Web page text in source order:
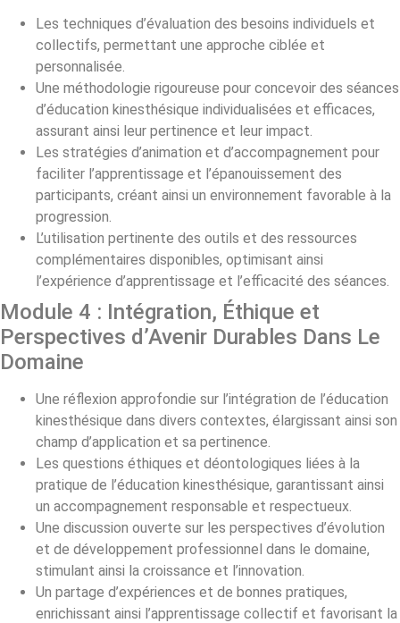
Les techniques d’évaluation des besoins individuels et
collectifs, permettant une approche ciblée et
personnalisée.
Une méthodologie rigoureuse pour concevoir des séances
d’éducation kinesthésique individualisées et efficaces,
assurant ainsi leur pertinence et leur impact.
Les stratégies d’animation et d’accompagnement pour
faciliter l’apprentissage et l’épanouissement des
participants, créant ainsi un environnement favorable à la
progression.
L’utilisation pertinente des outils et des ressources
complémentaires disponibles, optimisant ainsi
l’expérience d’apprentissage et l’efficacité des séances.
Module 4 : Intégration, Éthique et
Perspectives d’Avenir Durables Dans Le
Domaine
Une réflexion approfondie sur l’intégration de l’éducation
kinesthésique dans divers contextes, élargissant ainsi son
champ d’application et sa pertinence.
Les questions éthiques et déontologiques liées à la
pratique de l’éducation kinesthésique, garantissant ainsi
un accompagnement responsable et respectueux.
Une discussion ouverte sur les perspectives d’évolution
et de développement professionnel dans le domaine,
stimulant ainsi la croissance et l’innovation.
Un partage d’expériences et de bonnes pratiques,
enrichissant ainsi l’apprentissage collectif et favorisant la